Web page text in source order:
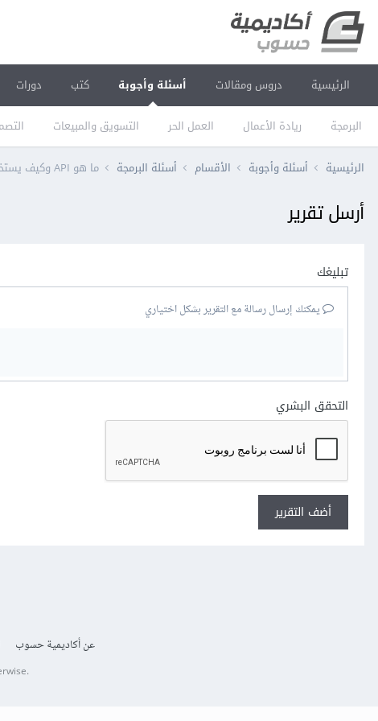
الرئيسية دروس ومقالات أسئلة وأجوبة
البرمجة ريادة الأعمال العمل الحر التسويق والمبيعات
كتب دورات
الرئيسية أسئلة وأجوبة الأقسام أسئلة البرمجة ما هو API وكيف يستخدم وما فائدته
أرسل تقرير
تبليغك
يمكنك إرسال رسالة مع التقرير بشكل اختياري
التحقق البشري
أضف التقرير
عن أكاديمية حسوب